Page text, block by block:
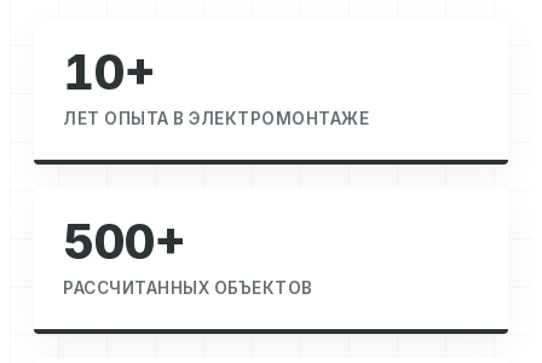
10+
ЛЕТ ОПЫТА В ЭЛЕКТРОМОНТАЖЕ
500+
РАССЧИТАННЫХ ОБЪЕКТОВ